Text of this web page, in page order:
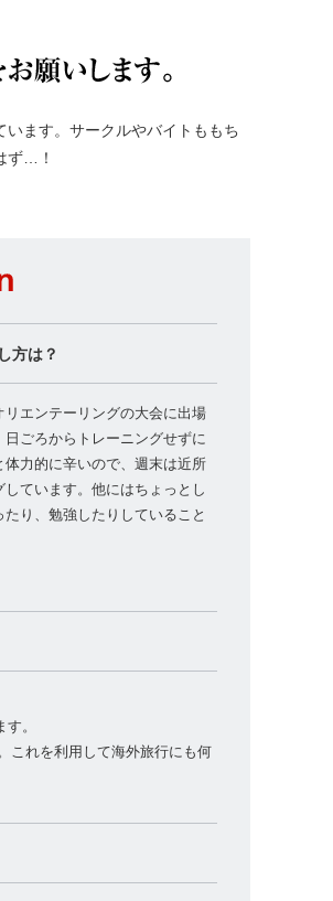
ます。サークルやバイトももち
ず…！
方は？
リエンテーリングの大会に出場
日ごろからトレーニングせずに
体力的に辛いので、週末は近所
しています。他にはちょっとし
たり、勉強したりしていること
。
これを利用して海外旅行にも何